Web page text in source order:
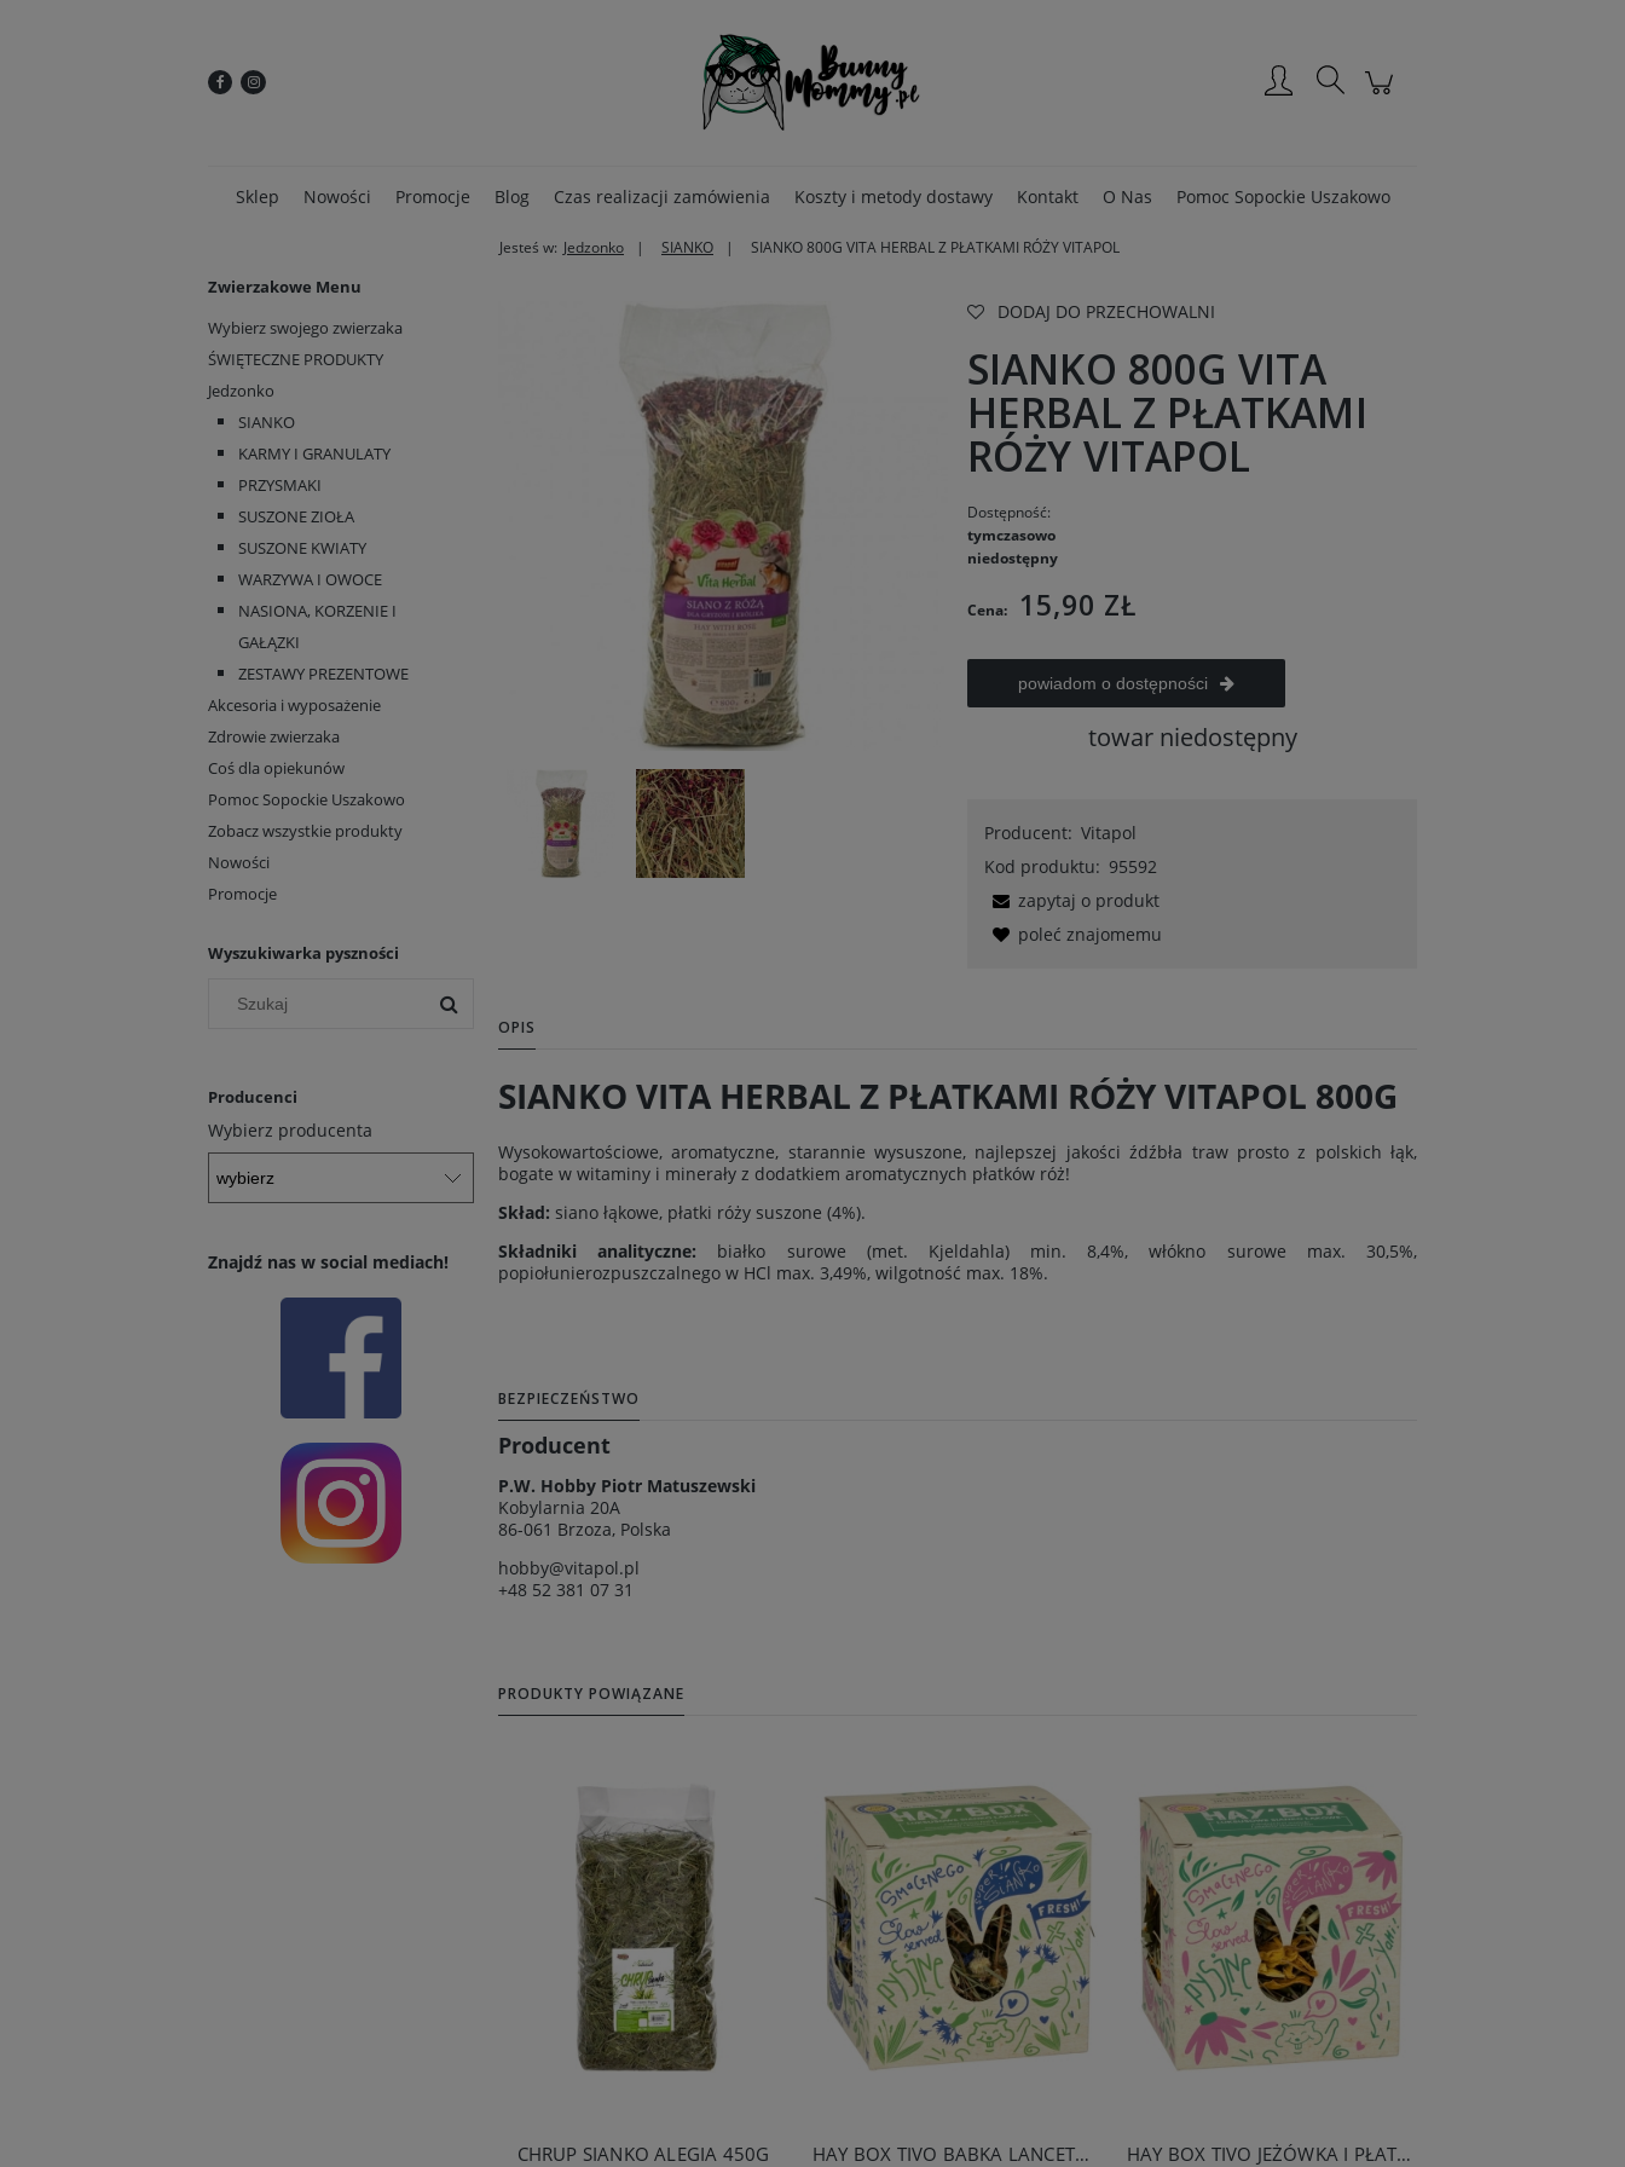
Sklep Nowości Promocje Blog Czas realizacji zamówienia Koszty i metody dostawy Kontakt O Nas Pomoc Sopockie Uszakowo
Jesteś w: Jedzonko SIANKO SIANKO 800G VITA HERBAL Z PŁATKAMI RÓŻY VITAPOL
Zwierzakowe Menu
Wybierz swojego zwierzaka
ŚWIĘTECZNE PRODUKTY
Jedzonko
SIANKO
KARMY I GRANULATY
PRZYSMAKI
SUSZONE ZIOŁA
SUSZONE KWIATY
WARZYWA I OWOCE
NASIONA, KORZENIE I
GAŁĄZKI
ZESTAWY PREZENTOWE
Akcesoria i wyposażenie
Zdrowie zwierzaka
Coś dla opiekunów
Pomoc Sopockie Uszakowo
Zobacz wszystkie produkty
Nowości
Promocje
Wyszukiwarka pyszności
Producenci
Wybierz producenta
Znajdź nas w social mediach!
DODAJ DO PRZECHOWALNI
SIANKO 800G VITA
HERBAL Z PŁATKAMI
RÓŻY VITAPOL
Dostępność:
tymczasowo
niedostępny
Cena: 15,90 ZŁ
powiadom o dostępności
towar niedostępny
Producent: Vitapol
Kod produktu: 95592
zapytaj o produkt
poleć znajomemu
OPIS
SIANKO VITA HERBAL Z PŁATKAMI RÓŻY VITAPOL 800G
Wysokowartościowe, aromatyczne, starannie wysuszone, najlepszej jakości źdźbła traw prosto z polskich łąk,
bogate w witaminy i minerały z dodatkiem aromatycznych płatków róż!
Skład: siano łąkowe, płatki róży suszone (4%).
Składniki analityczne: białko surowe (met. Kjeldahla) min. 8,4%, włókno surowe max. 30,5%,
popiołunierozpuszczalnego w HCl max. 3,49%, wilgotność max. 18%.
BEZPIECZEŃSTWO
Producent
P.W. Hobby Piotr Matuszewski
Kobylarnia 20A
86-061 Brzoza, Polska
hobby@vitapol.pl
+48 52 381 07 31
PRODUKTY POWIĄZANE
CHRUP SIANKO ALEGIA 450G HAY BOX TIVO BABKA LANCETOWATA I BŁAWATEK HAY BOX TIVO JEŻÓWKA I PŁATKI SŁONECZNIKA